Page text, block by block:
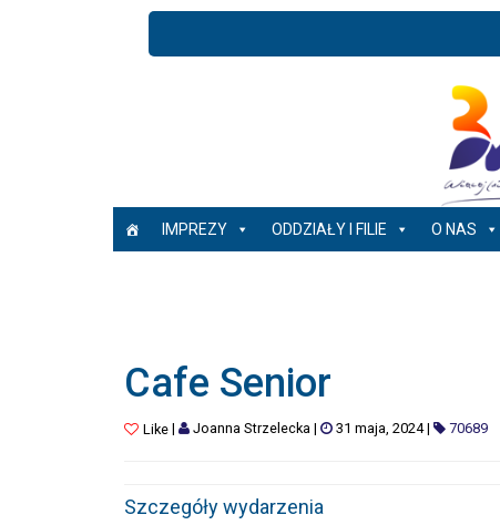
IMPREZY ODDZIAŁY I FILIE O NAS
Cafe Senior
Like| Joanna Strzelecka| 31 maja, 2024| 70689
Szczegóły wydarzenia